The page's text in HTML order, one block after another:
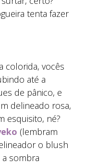
tenta fazer
colorida, vocês
até a
de pânico, e
delineado rosa,
esquisito, né?
(lembram
o blush
a sombra